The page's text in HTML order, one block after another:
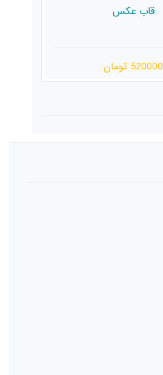
اصلی و کرم*
330000 تومان